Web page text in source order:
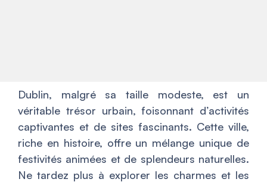
Dublin, malgré sa taille modeste, est un
véritable trésor urbain, foisonnant d’activités
captivantes et de sites fascinants. Cette ville,
riche en histoire, offre un mélange unique de
festivités animées et de splendeurs naturelles.
Ne tardez plus à explorer les charmes et les